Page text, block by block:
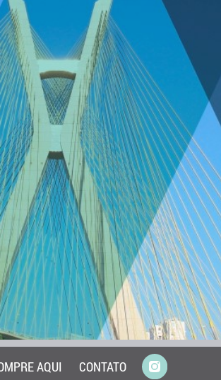
AQUI CONTATO